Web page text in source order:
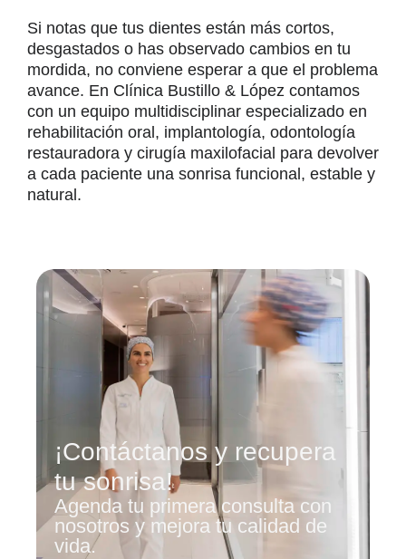
Si notas que tus dientes están más cortos,
desgastados o has observado cambios en tu
mordida, no conviene esperar a que el problema
avance. En Clínica Bustillo & López contamos
con un equipo multidisciplinar especializado en
rehabilitación oral, implantología, odontología
restauradora y cirugía maxilofacial para devolver
a cada paciente una sonrisa funcional, estable y
natural.
¡Contáctanos y recupera
tu sonrisa!
Agenda tu primera consulta con
nosotros y mejora tu calidad de
vida.